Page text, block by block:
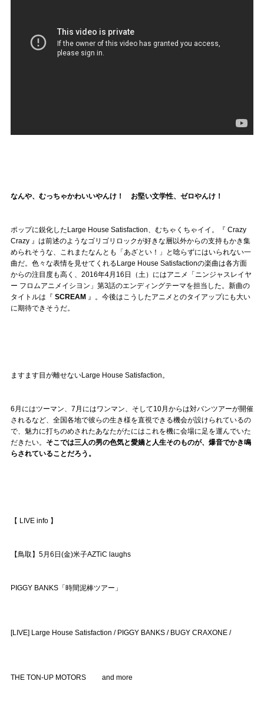
なんや、むっちゃかわいいやんけ！ お堅い文学性、ゼロやんけ！
ポップに鋭化したLarge House Satisfaction、むちゃくちゃイイ。『 Crazy
Crazy 』は前述のようなゴリゴリロックが好きな層以外からの支持もかき集
められそうな、これまたなんとも「あざとい！」と唸らずにはいられない一
曲だ。色々な表情を見せてくれるLarge House Satisfactionの楽曲は各方面
からの注目度も高く、2016年4月16日（土）にはアニメ「ニンジャスレイヤ
ー フロムアニメイシヨン」第3話のエンディングテーマを担当した。新曲の
タイトルは『 SCREAM 』。今後はこうしたアニメとのタイアップにも大い
に期待できそうだ。
ますます目が離せないLarge House Satisfaction。
6月にはツーマン、7月にはワンマン、そして10月からは対バンツアーが開催
されるなど、全国各地で彼らの生き様を直視できる機会が設けられているの
で、魅力に打ちのめされたあなたがたにはこれを機に会場に足を運んでいた
だきたい。 そこでは三人の男の色気と愛嬌と人生そのものが、爆音でかき鳴
らされていることだろう。
【 LIVE info 】
【鳥取】5月6日(金)米子AZTiC laughs
PIGGY BANKS「時間泥棒ツアー」
[LIVE] Large House Satisfaction / PIGGY BANKS / BUGY CRAXONE /
THE TON-UP MOTORS and more